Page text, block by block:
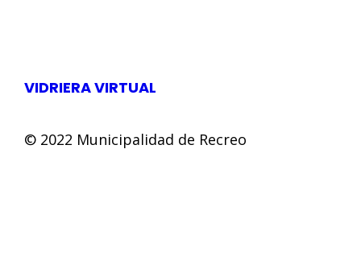
VIDRIERA VIRTUAL
© 2022 Municipalidad de Recreo